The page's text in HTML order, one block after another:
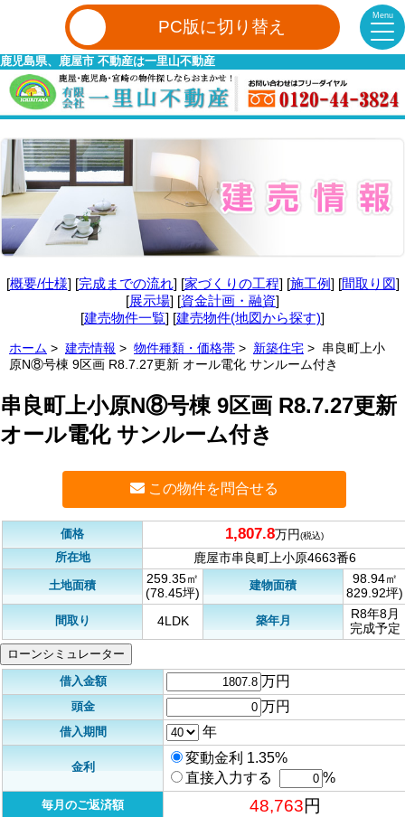
Menu
PC版に切り替え
鹿児島県、鹿屋市 不動産は一里山不動産
[概要/仕様] [完成までの流れ] [家づくりの工程] [施工例] [間取り図]
[展示場] [資金計画・融資]
[建売物件一覧] [建売物件(地図から探す)]
ホーム > 建売情報 > 物件種類・価格帯 > 新築住宅 > 串良町上小
原N⑧号棟 9区画 R8.7.27更新 オール電化 サンルーム付き
串良町上小原N⑧号棟 9区画 R8.7.27更新
オール電化 サンルーム付き
この物件を問合せる
価格 1,807.8万円(税込)
所在地
鹿屋市串良町上小原4663番6
土地面積
259.35㎡
(78.45坪)
建物面積
98.94㎡
829.92坪)
間取り
4LDK 築年月
R8年8月
完成予定
ローンシミュレーター
借入金額
万円
頭金 万円
借入期間 年
金利
変動金利 1.35%
直接入力する
%
毎月のご返済額 48,763円